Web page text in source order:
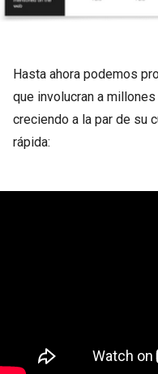
Hasta ahora podemos
que involucran a
creciendo a la par de su
rápida: